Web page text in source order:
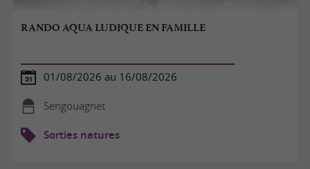
RANDO AQUA LUDIQUE EN FAMILLE
01/08/2026 au 16/08/2026
Sengouagnet
Sorties natures